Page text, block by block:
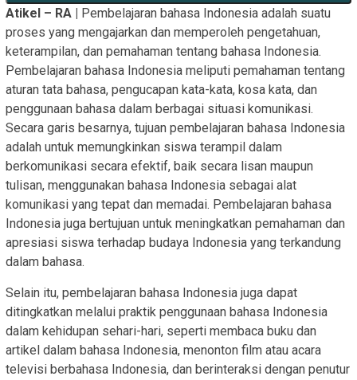
Atikel – RA | Pembelajaran bahasa Indonesia adalah suatu
proses yang mengajarkan dan memperoleh pengetahuan,
keterampilan, dan pemahaman tentang bahasa Indonesia.
Pembelajaran bahasa Indonesia meliputi pemahaman tentang
aturan tata bahasa, pengucapan kata-kata, kosa kata, dan
penggunaan bahasa dalam berbagai situasi komunikasi.
Secara garis besarnya, tujuan pembelajaran bahasa Indonesia
adalah untuk memungkinkan siswa terampil dalam
berkomunikasi secara efektif, baik secara lisan maupun
tulisan, menggunakan bahasa Indonesia sebagai alat
komunikasi yang tepat dan memadai. Pembelajaran bahasa
Indonesia juga bertujuan untuk meningkatkan pemahaman dan
apresiasi siswa terhadap budaya Indonesia yang terkandung
dalam bahasa.
Selain itu, pembelajaran bahasa Indonesia juga dapat
ditingkatkan melalui praktik penggunaan bahasa Indonesia
dalam kehidupan sehari-hari, seperti membaca buku dan
artikel dalam bahasa Indonesia, menonton film atau acara
televisi berbahasa Indonesia, dan berinteraksi dengan penutur